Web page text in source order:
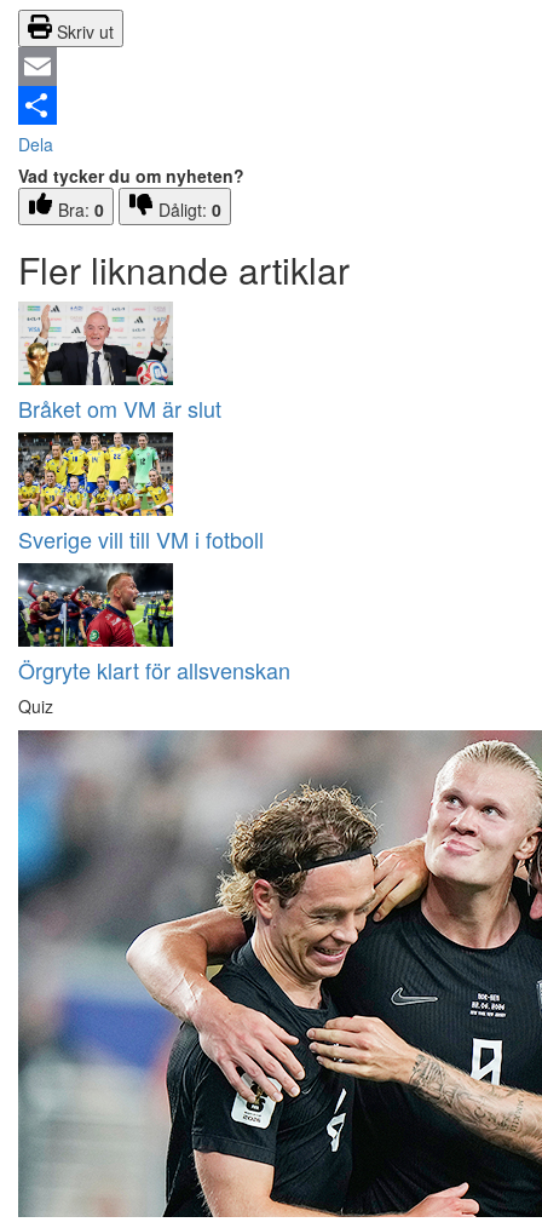
Skriv ut
Email
Dela
Vad tycker du om nyheten?
Bra: 0 Dåligt: 0
Fler liknande artiklar
Bråket om VM är slut
Sverige vill till VM i fotboll
Örgryte klart för allsvenskan
Quiz